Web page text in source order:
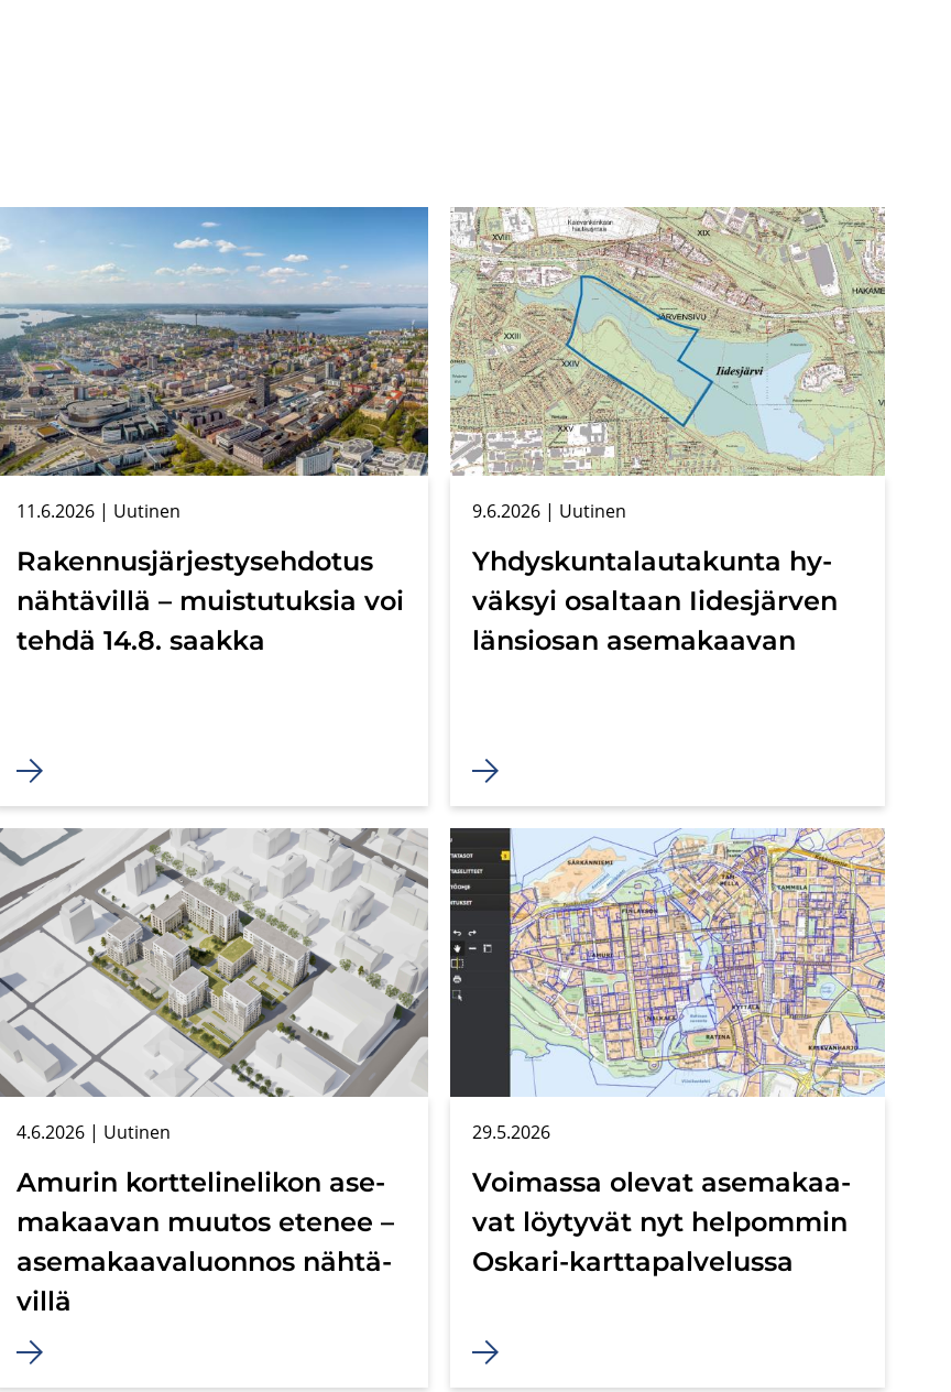
Ra­ken­nus­jär­jes­ty­seh­do­tus
näh­tä­vil­lä – muis­tu­tuk­sia voi
tehdä 14.8. saak­ka
11.6.2026| Uu­ti­nen
Yh­dys­kun­ta­lau­ta­kun­ta hy­
väk­syi osal­taan Ii­des­jär­ven
län­sio­san ase­ma­kaa­van
9.6.2026 | Uu­ti­nen
Amu­rin kort­te­li­ne­li­kon ase­
ma­kaa­van muu­tos ete­nee –
ase­ma­kaa­va­luon­nos näh­tä­
vil­lä
4.6.2026| Uu­ti­nen
Voi­mas­sa ole­vat ase­ma­kaa­
vat löy­ty­vät nyt hel­pom­min
Oskari-​karttapalvelussa
29.5.2026